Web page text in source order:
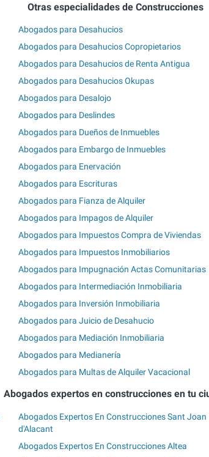
Otras especialidades de Construcciones
Abogados para Desahucios
Abogados para Desahucios Copropietarios
Abogados para Desahucios de Renta Antigua
Abogados para Desahucios Okupas
Abogados para Desalojo
Abogados para Deslindes
Abogados para Dueños de Inmuebles
Abogados para Embargo de Inmuebles
Abogados para Enervación
Abogados para Escrituras
Abogados para Fianza de Alquiler
Abogados para Impagos de Alquiler
Abogados para Impuestos Compra de Viviendas
Abogados para Impuestos Inmobiliarios
Abogados para Impugnación Actas Comunitarias
Abogados para Intermediación Inmobiliaria
Abogados para Inversión Inmobiliaria
Abogados para Juicio de Desahucio
Abogados para Mediación Inmobiliaria
Abogados para Medianería
Abogados para Multas de Alquiler Vacacional
Abogados expertos en construcciones en tu
Abogados Expertos En Construcciones Sant Joan
d'Alacant
Abogados Expertos En Construcciones Altea